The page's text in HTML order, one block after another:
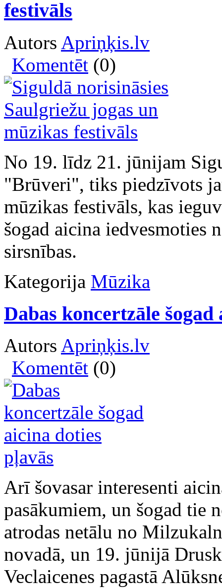
festivāls
Autors Apriņķis.lv
Komentēt (0)
No 19. līdz 21. jūnijam
"Brūveri", tiks piedzīvots
mūzikas festivāls, kas
šogad aicina iedvesmoties
sirsnības.
Kategorija Mūzika
Dabas koncertzāle
Autors Apriņķis.lv
Komentēt (0)
Arī šovasar interesenti
pasākumiem, un šogad tie
atrodas netālu no
novadā, un 19. jūnijā
Veclaicenes pagastā